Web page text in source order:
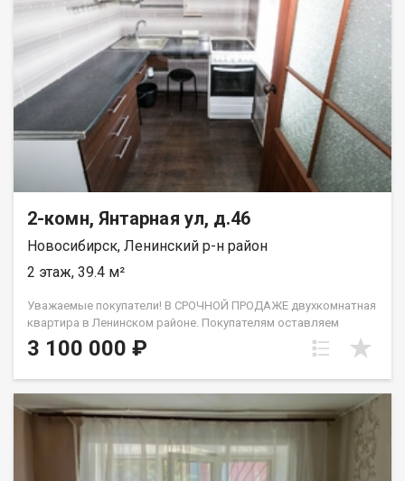
тихий двор с детской площадкой. Санузел оборудован
полноразмерной ванной. Важной особенностью является
фиксированный платеж за электроэнергию и горячую воду
без ограничений по расходу!!! Дом обладает отличной
транспортной доступностью: в шаговой доступности
остановка общественного транспорта с маршрутами через
Димитровский мост, что позволяет добраться до
железнодорожного вокзала за 10 минут, до станции метро
«Площадь Маркса» за 5 минут и до аэропорта Толмачево
примерно за 20 минут. Во дворе обеспечена удобная
парковка. Код пользователя: 193546 Номер в базе: 10391601
2-комн, Янтарная ул, д.46
Новосибирск, Ленинский р-н район
2 этаж, 39.4 м²
Уважаемые покупатели! В СРОЧНОЙ ПРОДАЖЕ двухкомнатная
квартира в Ленинском районе. Покупателям оставляем
кухонный гарнитур, прихожую, шкаф для одежды. Ключевым
преимуществом является развитая инфраструктура района в
доступности расположены Школа №67, Вторая
Новосибирская гимназия и три детских сада, что делает
локацию идеальной для семей с детьми. Повседневные
потребности легко удовлетворить благодаря близости
Ленинского рынка, множества магазинов и пунктов выдачи
заказов. Остановка общественного транспорта находится
3 100 000 ₽